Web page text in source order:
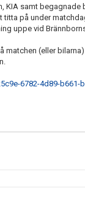
KIA samt begagnade
titta på under
uppe vid
matchen (eller
6782-4d89-b661-